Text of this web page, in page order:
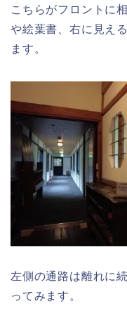
こちらがフロントに
や絵葉書、右に見え
ます。
左側の通路は離れに
ってみます。